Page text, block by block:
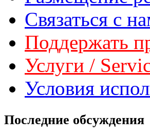
Связаться с
Поддержать
Услуги /
Условия
Последние обсуждения